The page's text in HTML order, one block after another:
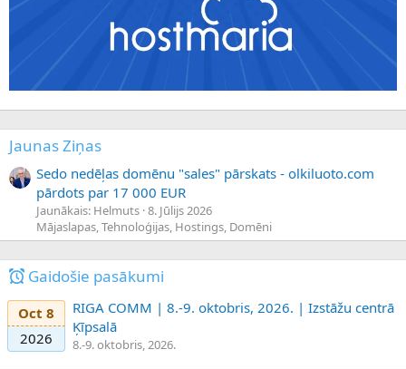
Jaunas Ziņas
Sedo nedēļas domēnu "sales" pārskats - olkiluoto.com
pārdots par 17 000 EUR
Jaunākais: Helmuts 8. Jūlijs 2026
Mājaslapas, Tehnoloģijas, Hostings, Domēni
Gaidošie pasākumi
Oct 8
2026
RIGA COMM | 8.-9. oktobris, 2026. | Izstāžu centrā
Ķīpsalā
8.-9. oktobris, 2026.